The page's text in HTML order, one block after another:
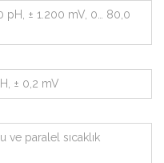
pH, ± 1.200 mV, 0… 80,0
± 0,2 mV
ve paralel sıcaklık